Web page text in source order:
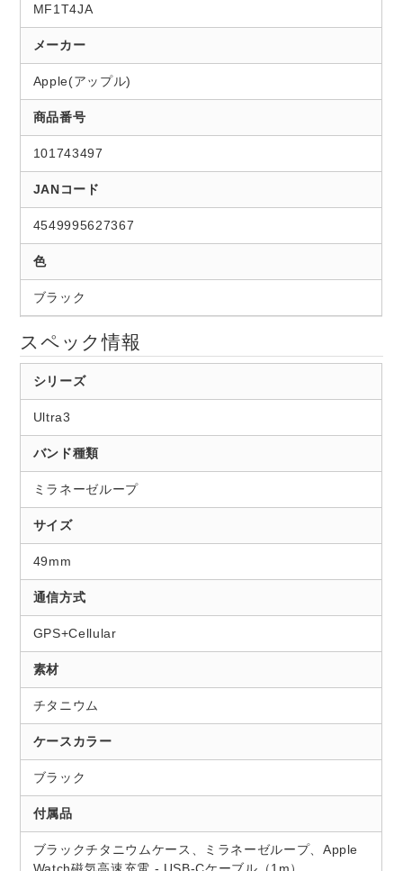
MF1T4JA
メーカー
Apple(アップル)
商品番号
101743497
JANコード
4549995627367
色
ブラック
スペック情報
シリーズ
Ultra3
バンド種類
ミラネーゼループ
サイズ
49mm
通信方式
GPS+Cellular
素材
チタニウム
ケースカラー
ブラック
付属品
ブラックチタニウムケース、ミラネーゼループ、Apple